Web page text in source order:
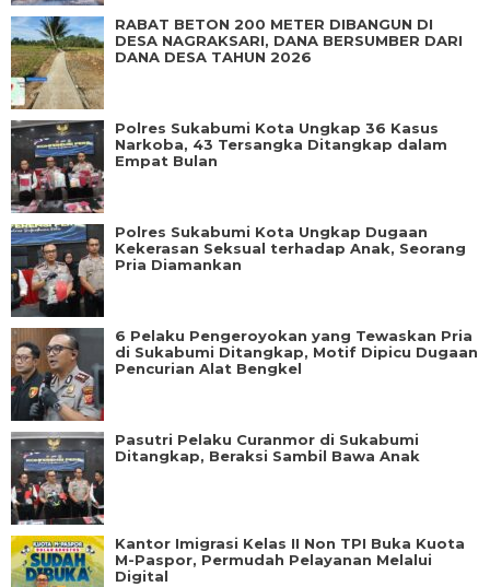
RABAT BETON 200 METER DIBANGUN DI
DESA NAGRAKSARI, DANA BERSUMBER DARI
DANA DESA TAHUN 2026
Polres Sukabumi Kota Ungkap 36 Kasus
Narkoba, 43 Tersangka Ditangkap dalam
Empat Bulan
Polres Sukabumi Kota Ungkap Dugaan
Kekerasan Seksual terhadap Anak, Seorang
Pria Diamankan
6 Pelaku Pengeroyokan yang Tewaskan Pria
di Sukabumi Ditangkap, Motif Dipicu Dugaan
Pencurian Alat Bengkel
Pasutri Pelaku Curanmor di Sukabumi
Ditangkap, Beraksi Sambil Bawa Anak
Kantor Imigrasi Kelas II Non TPI Buka Kuota
M-Paspor, Permudah Pelayanan Melalui
Digital